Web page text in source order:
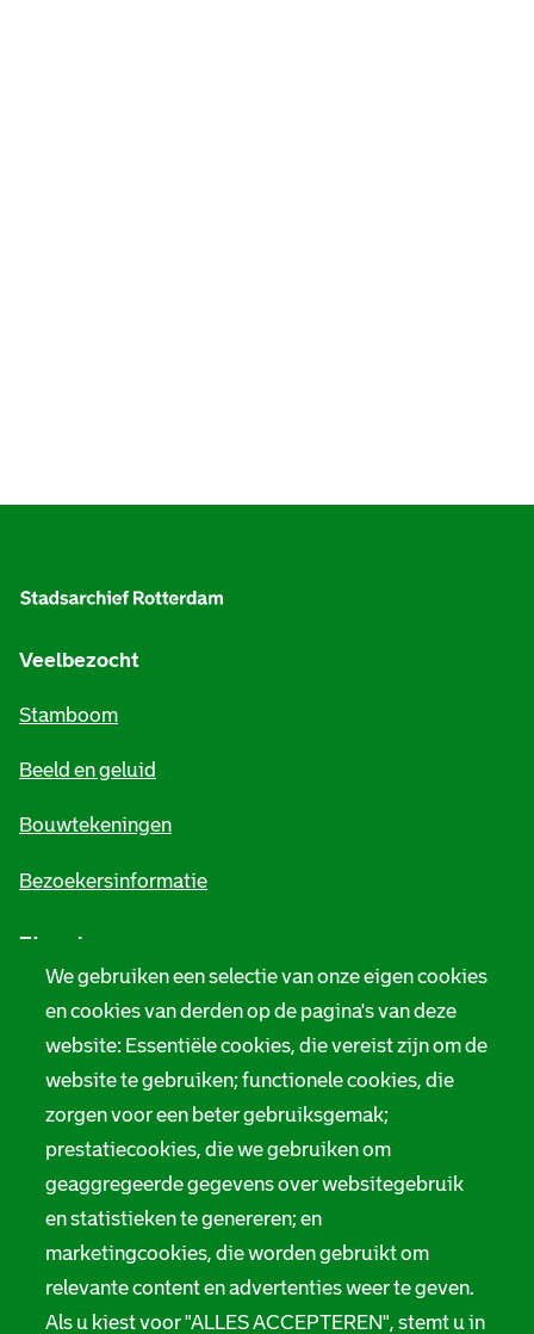
We gebruiken een selectie van onze eigen cookies
en cookies van derden op de pagina's van deze
website: Essentiële cookies, die vereist zijn om de
website te gebruiken; functionele cookies, die
zorgen voor een beter gebruiksgemak;
prestatiecookies, die we gebruiken om
geaggregeerde gegevens over websitegebruik
en statistieken te genereren; en
marketingcookies, die worden gebruikt om
relevante content en advertenties weer te geven.
Als u kiest voor "ALLES ACCEPTEREN", stemt u in
Veelbezocht
Stamboom
Beeld en geluid
Bouwtekeningen
Bezoekersinformatie
Zie ook
Privacy
Digitale toegankelijkheid
Servicenormen
Melding taalgebruik
Suggesties en opmerkingen